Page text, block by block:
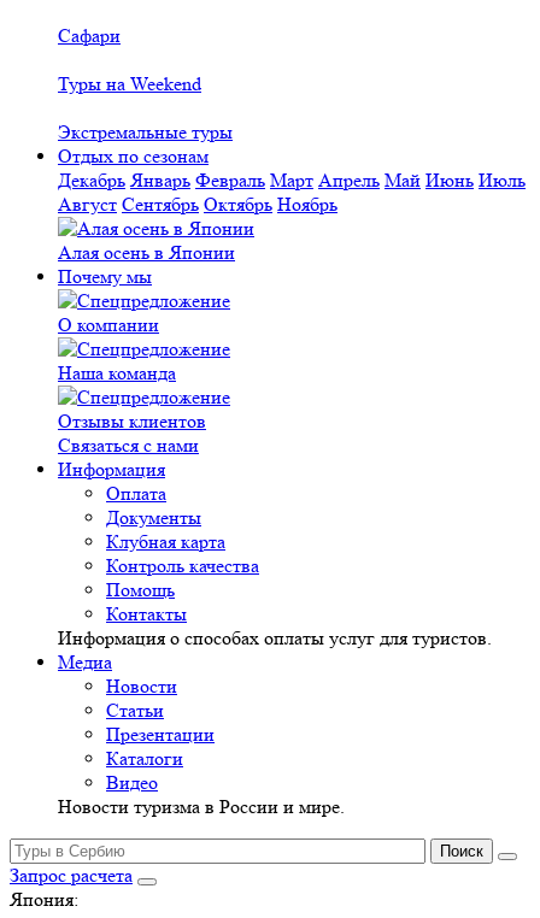
Сафари
Туры на Weekend
Экстремальные туры
Отдых по сезонам
Декабрь Январь Февраль Март Апрель Май Июнь Июль
Август Сентябрь Октябрь Ноябрь
Алая осень в Японии
Почему мы
О компании
Наша команда
Отзывы клиентов
Связаться с нами
Информация
Оплата
Документы
Клубная карта
Контроль качества
Помощь
Контакты
Информация о способах оплаты услуг для туристов.
Медиа
Новости
Статьи
Презентации
Каталоги
Видео
Новости туризма в России и мире.
Запрос расчета
Япония: